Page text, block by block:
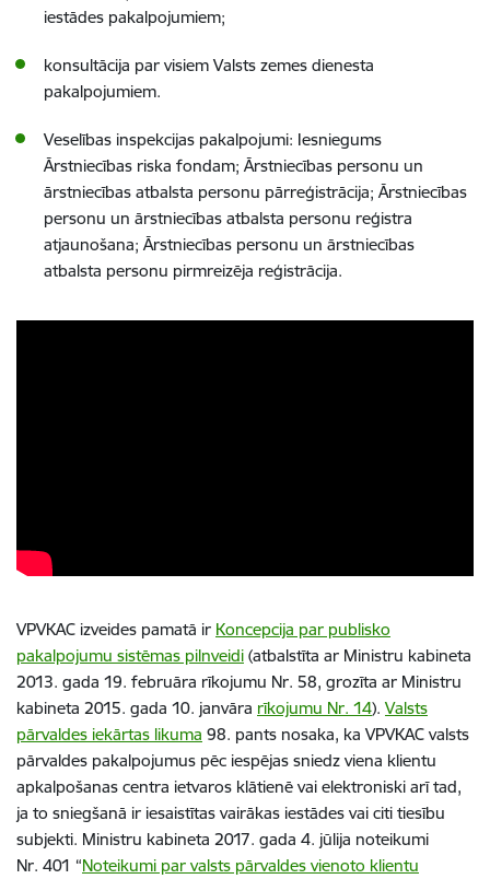
iestādes pakalpojumiem;
konsultācija par visiem Valsts zemes dienesta
pakalpojumiem.
Veselības inspekcijas pakalpojumi: Iesniegums
Ārstniecības riska fondam; Ārstniecības personu un
ārstniecības atbalsta personu pārreģistrācija; Ārstniecības
personu un ārstniecības atbalsta personu reģistra
atjaunošana; Ārstniecības personu un ārstniecības
atbalsta personu pirmreizēja reģistrācija.
VPVKAC izveides pamatā ir Koncepcija par publisko
pakalpojumu sistēmas pilnveidi (atbalstīta ar Ministru kabineta
2013. gada 19. februāra rīkojumu Nr. 58, grozīta ar Ministru
kabineta 2015. gada 10. janvāra rīkojumu Nr. 14). Valsts
pārvaldes iekārtas likuma 98. pants nosaka, ka VPVKAC valsts
pārvaldes pakalpojumus pēc iespējas sniedz viena klientu
apkalpošanas centra ietvaros klātienē vai elektroniski arī tad,
ja to sniegšanā ir iesaistītas vairākas iestādes vai citi tiesību
subjekti. Ministru kabineta 2017. gada 4. jūlija noteikumi
Nr. 401 “Noteikumi par valsts pārvaldes vienoto klientu